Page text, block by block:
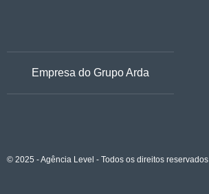
Empresa do Grupo Arda
© 2025 - Agência Level - Todos os direitos reservados